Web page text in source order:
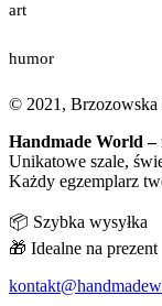
art
humor
© 2021, Brzozowska
Handmade World –
Unikatowe szale,
Każdy egzemplarz
📦 Szybka wysyłka
🎁 Idealne na prezent